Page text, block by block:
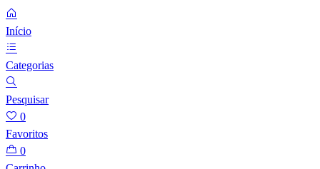
Início
Categorias
Pesquisar
0
Favoritos
0